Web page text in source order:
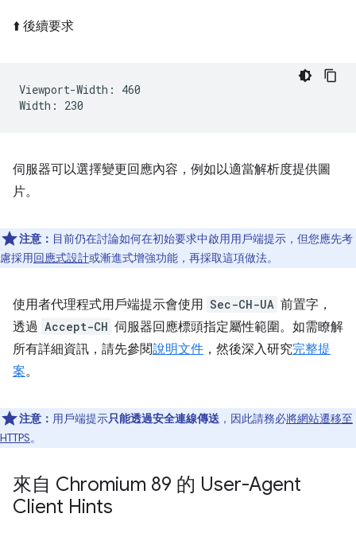
⬆️ 後續要求
Viewport-Width: 460
伺服器可以選擇變更回應內容，例如以適當解析度提供圖
片。
注意： 目前仍在討論如何在初始要求中啟用用戶端提示，但您應先考
慮採用回應式設計或漸進式增強功能，再採取這項做法。
使用者代理程式用戶端提示會使用 Sec-CH-UA 前置字，
透過 Accept-CH 伺服器回應標頭指定屬性範圍。如需瞭解
所有詳細資訊，請先參閱說明文件 ，然後深入研究完整提
案。
注意： 用戶端提示只能透過安全連線傳送 ，因此請務必將網站遷移至
HTTPS。
來自 Chromium 89 的 User-Agent
Client Hints